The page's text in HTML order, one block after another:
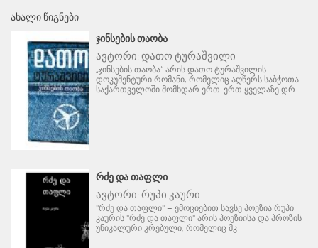
ᲐᲮᲐᲚᲘ ᲬᲘᲒᲜᲔᲑᲘ
ᲯᲘᲜᲡᲔᲑᲘᲡ ᲗᲐᲝᲑᲐ
ავტორი: დათო ტურაშვილი
„ჯინსების თაობა“ არის დათო ტურაშვილის
დოკუმენტური რომანი, რომელიც აღწერს საბჭოთა
საქართველოში მომხდარ ერთ-ერთ ყველაზე დრ
ᲠᲫᲔ ᲓᲐ ᲗᲐᲤᲚᲘ
ავტორი: რუპი კაური
"რძე და თაფლი" – ემოციებით სავსე პოეზია რუპი
კაურის "რძე და თაფლი" არის პოეზიისა და პროზის
უნიკალური კრებული, რომელიც მკ